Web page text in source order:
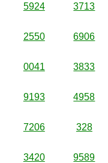
5924 3713
2550 6906
0041 3833
9193 4958
7206 328
3420 9589